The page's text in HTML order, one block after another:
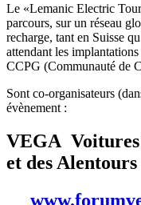
Le «Lemanic Electric
parcours, sur un réseau
recharge, tant en Suisse
attendant les
CCPG (Communauté de
Sont co-organisateurs
évènement :
VEGA Voitures
et des Alentours